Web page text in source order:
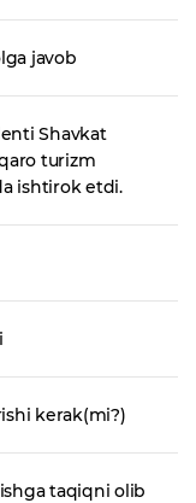
javob
Shavkat
turizm
ishtirok etdi.
kerak(mi?)
taqiqni olib